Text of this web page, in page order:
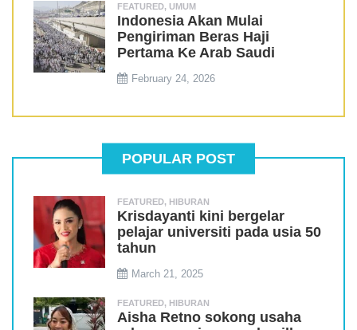
FEATURED, UMUM
Indonesia Akan Mulai
Pengiriman Beras Haji
Pertama Ke Arab Saudi
February 24, 2026
POPULAR POST
FEATURED, HIBURAN
Krisdayanti kini bergelar
pelajar universiti pada usia 50
tahun
March 21, 2025
FEATURED, HIBURAN
Aisha Retno sokong usaha